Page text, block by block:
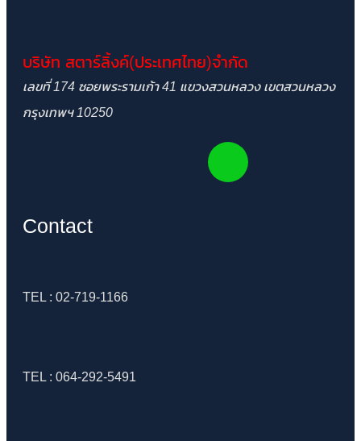
บริษัท สตาร์ลิ้งค์(ประเทศไทย)จำกัด
เลขที่ 174 ซอยพระรามเก้า 41 แขวงสวนหลวง เขตสวนหลวง
กรุงเทพฯ 10250
Contact
TEL : 02-719-1166
TEL : 064-292-5491